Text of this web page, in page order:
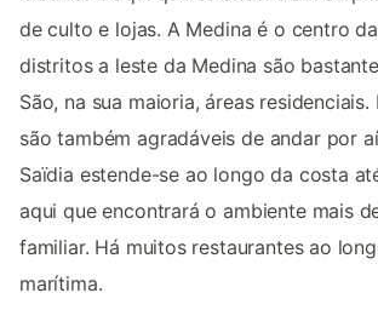
de culto e lojas. A Medina é o centro
distritos a leste da Medina são
São, na sua maioria, áreas
são também agradáveis de andar por
Saïdia estende-se ao longo da costa
aqui que encontrará o ambiente mais
familiar. Há muitos restaurantes ao
marítima.